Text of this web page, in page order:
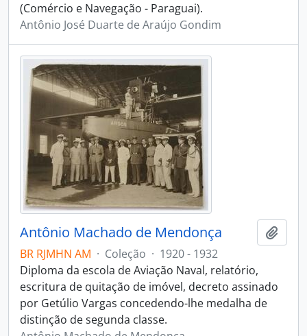
(Comércio e Navegação - Paraguai).
Antônio José Duarte de Araújo Gondim
Antônio Machado de Mendonça
BR RJMHN AM · Coleção · 1920 - 1932
Diploma da escola de Aviação Naval, relatório,
escritura de quitação de imóvel, decreto assinado
por Getúlio Vargas concedendo-lhe medalha de
distinção de segunda classe.